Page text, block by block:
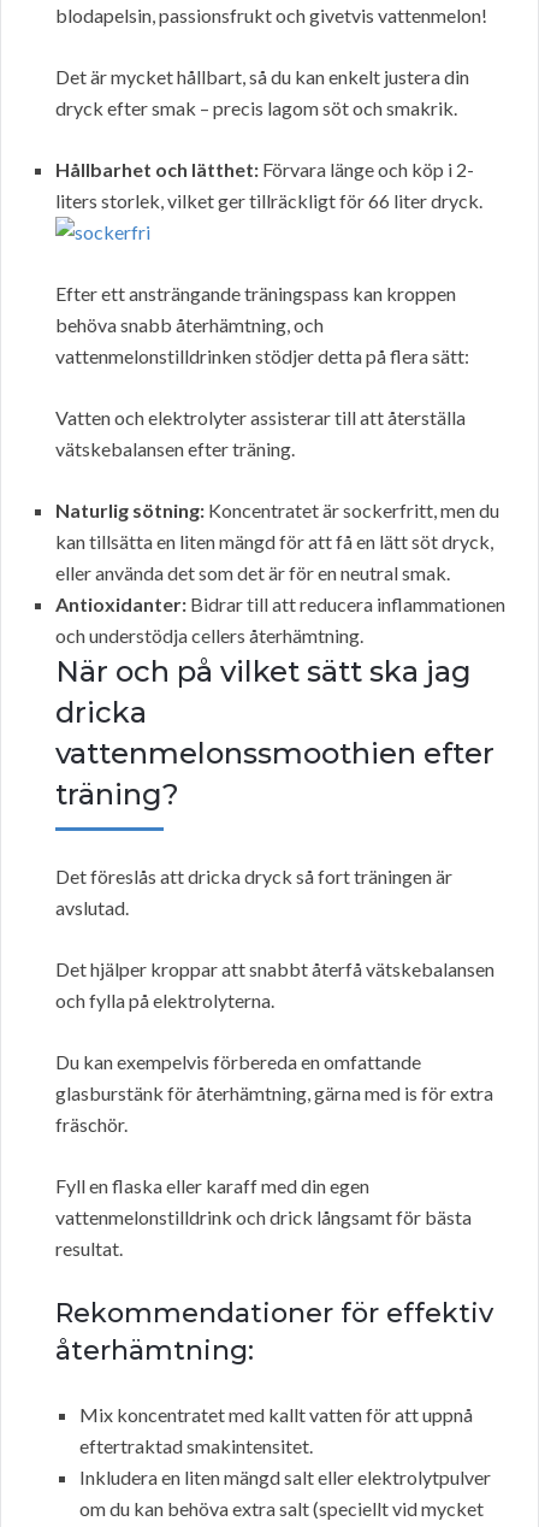
blodapelsin, passionsfrukt och givetvis vattenmelon!
Det är mycket hållbart, så du kan enkelt justera din
dryck efter smak – precis lagom söt och smakrik.
Hållbarhet och lätthet: Förvara länge och köp i 2-
liters storlek, vilket ger tillräckligt för 66 liter dryck.
Efter ett ansträngande träningspass kan kroppen
behöva snabb återhämtning, och
vattenmelonstilldrinken stödjer detta på flera sätt:
Vatten och elektrolyter assisterar till att återställa
vätskebalansen efter träning.
Naturlig sötning: Koncentratet är sockerfritt, men du
kan tillsätta en liten mängd för att få en lätt söt dryck,
eller använda det som det är för en neutral smak.
Antioxidanter: Bidrar till att reducera inflammationen
och understödja cellers återhämtning.
När och på vilket sätt ska jag
dricka
vattenmelonssmoothien efter
träning?
Det föreslås att dricka dryck så fort träningen är
avslutad.
Det hjälper kroppar att snabbt återfå vätskebalansen
och fylla på elektrolyterna.
Du kan exempelvis förbereda en omfattande
glasburstänk för återhämtning, gärna med is för extra
fräschör.
Fyll en flaska eller karaff med din egen
vattenmelonstilldrink och drick långsamt för bästa
resultat.
Rekommendationer för effektiv
återhämtning:
Mix koncentratet med kallt vatten för att uppnå
eftertraktad smakintensitet.
Inkludera en liten mängd salt eller elektrolytpulver
om du kan behöva extra salt (speciellt vid mycket